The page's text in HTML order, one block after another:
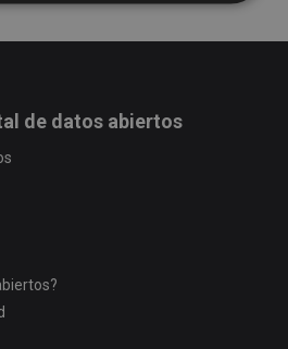
de datos abiertos